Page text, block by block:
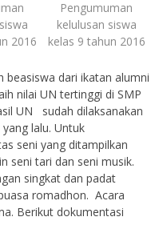
2016
Pengumuman
kelulusan siswa
kelas 9 tahun 2016
beasiswa dari ikatan alumni
nilai UN tertinggi di SMP
UN sudah dilaksanakan
lalu. Untuk
seni yang ditampilkan
seni tari dan seni musik.
singkat dan padat
romadhon. Acara
Berikut dokumentasi